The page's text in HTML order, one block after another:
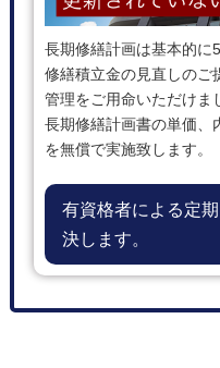
長期修繕計画は基本的に
修繕積立金の見直しのご
管理をご用命いただけま
長期修繕計画書の単価、
を無償で実施致します。
有資格者による定
決します。